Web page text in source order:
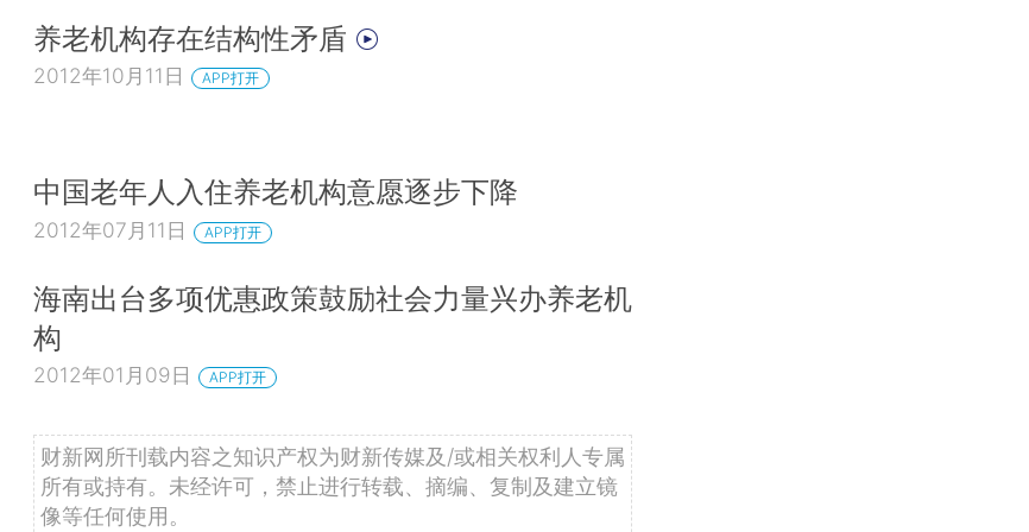
养老机构存在结构性矛盾
2012年10月11日 APP打开
中国老年人入住养老机构意愿逐步下降
2012年07月11日 APP打开
海南出台多项优惠政策鼓励社会力量兴办养老机
构
2012年01月09日 APP打开
财新网所刊载内容之知识产权为财新传媒及/或相关权利人专属
所有或持有。未经许可，禁止进行转载、摘编、复制及建立镜
像等任何使用。